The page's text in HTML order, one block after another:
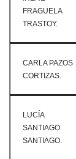
FRAGUELA
TRASTOY.
CARLA PAZOS
CORTIZAS.
LUCÍA
SANTIAGO
SANTIAGO.